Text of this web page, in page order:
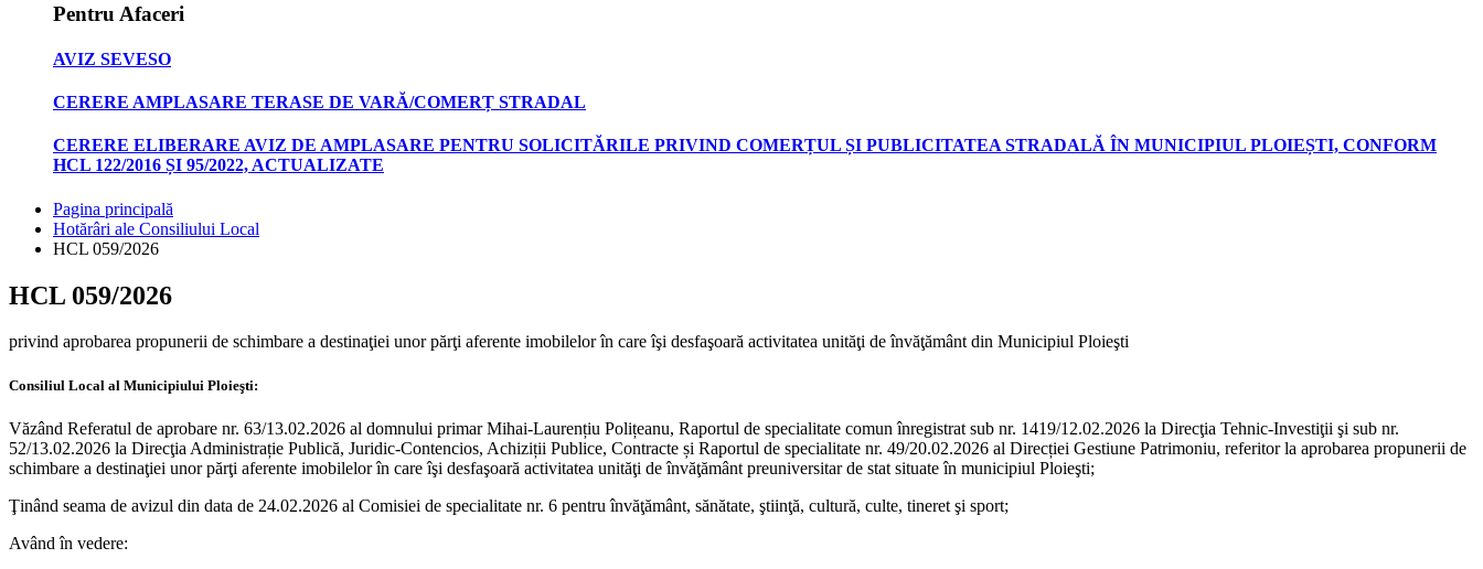
Pentru Afaceri
AVIZ SEVESO
CERERE AMPLASARE TERASE DE VARĂ/COMERȚ STRADAL
CERERE ELIBERARE AVIZ DE AMPLASARE PENTRU SOLICITĂRILE PRIVIND COMERȚUL ȘI PUBLICITATEA STRADALĂ ÎN MUNICIPIUL PLOIEȘTI, CONFORM
HCL 122/2016 ȘI 95/2022, ACTUALIZATE
Pagina principală
Hotărâri ale Consiliului Local
HCL 059/2026
HCL 059/2026
privind aprobarea propunerii de schimbare a destinaţiei unor părţi aferente imobilelor în care îşi desfaşoară activitatea unităţi de învăţământ din Municipiul Ploieşti
Consiliul Local al Municipiului Ploieşti:
Văzând Referatul de aprobare nr. 63/13.02.2026 al domnului primar Mihai-Laurențiu Polițeanu, Raportul de specialitate comun înregistrat sub nr. 1419/12.02.2026 la Direcţia Tehnic-Investiţii şi sub nr.
52/13.02.2026 la Direcţia Administrație Publică, Juridic-Contencios, Achiziții Publice, Contracte și Raportul de specialitate nr. 49/20.02.2026 al Direcției Gestiune Patrimoniu, referitor la aprobarea propunerii de
schimbare a destinaţiei unor părţi aferente imobilelor în care îşi desfaşoară activitatea unităţi de învăţământ preuniversitar de stat situate în municipiul Ploieşti;
Ţinând seama de avizul din data de 24.02.2026 al Comisiei de specialitate nr. 6 pentru învăţământ, sănătate, ştiinţă, cultură, culte, tineret şi sport;
Având în vedere: